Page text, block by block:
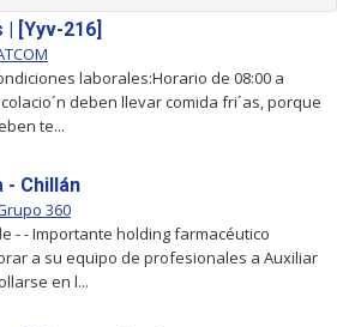
[Yyv-216]
laborales:Horario de 08:00 a
deben llevar comida fri´as, porque
te...
- Chillán
360
- - Importante holding farmacéutico
a su equipo de profesionales a Auxiliar
en l...